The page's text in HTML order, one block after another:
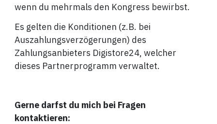
wenn du mehrmals den Kongress bewirbst.
Es gelten die Konditionen (z.B. bei
Auszahlungsverzögerungen) des
Zahlungsanbieters Digistore24, welcher
dieses Partnerprogramm verwaltet.
Gerne darfst du mich bei Fragen
kontaktieren: